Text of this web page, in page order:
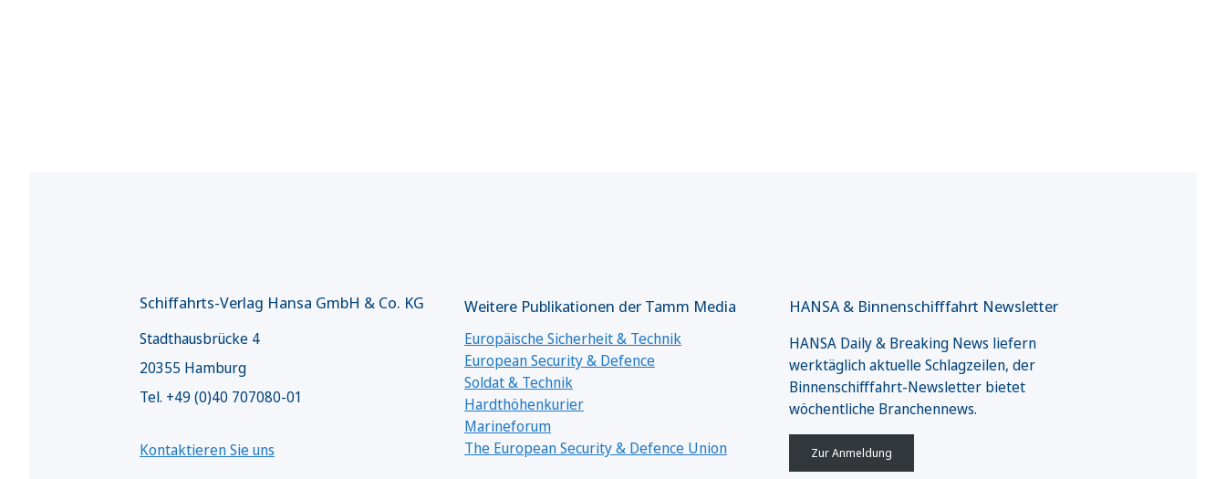
Schiffahrts-Verlag Hansa GmbH & Co. KG
Stadthausbrücke 4
20355 Hamburg
Tel. +49 (0)40 707080-01
Kontaktieren Sie uns
Weitere Publikationen der Tamm Media
Europäische Sicherheit & Technik
European Security & Defence
Soldat & Technik
Hardthöhenkurier
Marineforum
The European Security & Defence Union
HANSA & Binnenschifffahrt Newsletter
HANSA Daily & Breaking News liefern
werktäglich aktuelle Schlagzeilen, der
Binnenschifffahrt-Newsletter bietet
wöchentliche Branchennews.
Zur Anmeldung